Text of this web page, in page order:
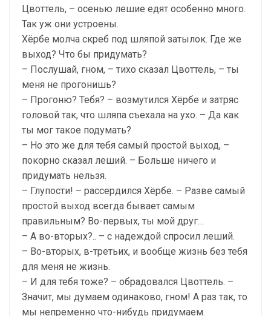
Цвоттель, – осенью лешие едят особенно много.
Так уж они устроены.
Хёрбе молча скреб под шляпой затылок. Где же
выход? Что бы придумать?
– Послушай, гном, – тихо сказал Цвоттель, – ты
меня не прогонишь?
– Прогоню? Тебя? – возмутился Хёрбе и затряс
головой так, что шляпа съехала на ухо. – Да как
ты мог такое подумать?
– Но это же для тебя самый простой выход, –
покорно сказал леший. – Больше ничего и
придумать нельзя.
– Глупости! – рассердился Хёрбе. – Разве самый
простой выход всегда бывает самым
правильным? Во-первых, ты мой друг…
– А во-вторых?.. – с надеждой спросил леший.
– Во-вторых, в-третьих, и вообще жизнь без тебя
для меня не жизнь.
– И для тебя тоже? – обрадовался Цвоттель. –
Значит, мы думаем одинаково, гном! А раз так, то
мы непременно что-нибудь придумаем.